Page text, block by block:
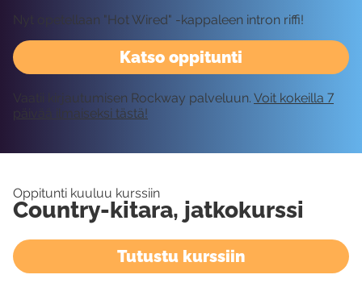
Katso oppitunti
Nyt opetellaan "Hot Wired" -kappaleen intron riffi!
Vaatii kirjautumisen Rockway palveluun. Voit kokeilla 7
päivää ilmaiseksi tästä!
Oppitunti kuuluu kurssiin
Country-kitara, jatkokurssi
Tutustu kurssiin